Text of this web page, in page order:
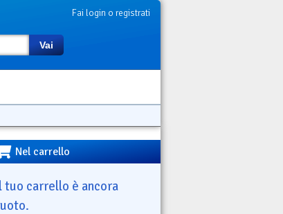
Fai login o registrati
Vai
Nel carrello
tuo carrello è ancora